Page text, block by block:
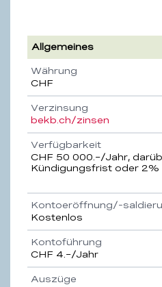
Allgemeines
Währung
CHF
Verzinsung
bekb.ch/zinsen
Verfügbarkeit
CHF 50 000.–/Jahr,
Kündigungsfrist oder 2%
Kontoeröffnung/-
Kostenlos
Kontoführung
CHF 4.–/Jahr
Auszüge